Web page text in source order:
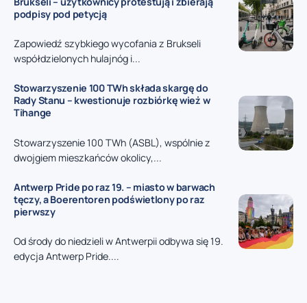
podpisy pod petycją
Zapowiedź szybkiego wycofania z Brukseli
współdzielonych hulajnóg i...
Stowarzyszenie 100 TWh składa skargę do
Rady Stanu – kwestionuje rozbiórkę wież w
Tihange
Stowarzyszenie 100 TWh (ASBL), wspólnie z
dwojgiem mieszkańców okolicy,...
Antwerp Pride po raz 19. – miasto w barwach
tęczy, a Boerentoren podświetlony po raz
pierwszy
Od środy do niedzieli w Antwerpii odbywa się 19.
edycja Antwerp Pride....